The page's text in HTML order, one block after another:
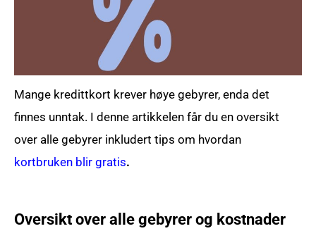
Mange kredittkort krever høye gebyrer, enda det
finnes unntak. I denne artikkelen får du en oversikt
over alle gebyrer inkludert tips om hvordan
kortbruken blir gratis.
Oversikt over alle gebyrer og kostnader